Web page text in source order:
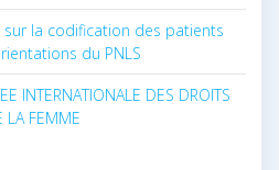
sur la codification des patients
du PNLS
INTERNATIONALE DES DROITS
LA FEMME